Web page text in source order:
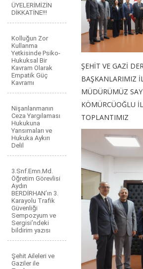
ÜYELERİMİZİN
DİKKATİNE!!!
Kolluğun Zor
Kullanma
Yetkisinde Psiko-
Hukuksal Bir
Kavram Olarak
Empatik Güç
Kavramı
Nişanlanmanın
Ceza Yargılaması
Hukukuna
Yansımaları ve
Hukuka Aykırı
Delil
3.Snf.Emn.Md.
Öğretim Görevlisi
Aydın
BERDİRHAN’ın 3.
Karayolu Trafik
Güvenliği
Sempozyum ve
Sergisi’ndeki
bildirim yazısı
Şehit Aileleri ve
Gaziler ile
ŞEHİT VE GAZİ
BAŞKANLARIMIZ
MÜDÜRÜMÜZ
KÖMÜRCÜOĞLU
TOPLANTIMIZ